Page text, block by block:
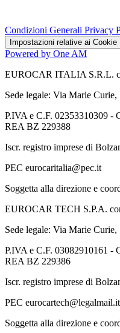
Condizioni Generali Privacy
Impostazioni relative ai Cookie
Powered by One AM
EUROCAR ITALIA S.R.L.
Sede legale: Via Marie
P.IVA e C.F. 02353310309 -
REA BZ 229388
Iscr. registro imprese di
PEC eurocaritalia@pec.it
Soggetta alla direzione e
EUROCAR TECH S.P.A.
Sede legale: Via Marie
P.IVA e C.F. 03082910161 -
REA BZ 229386
Iscr. registro imprese di
PEC eurocartech@legalmail.it
Soggetta alla direzione e